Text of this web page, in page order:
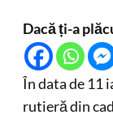
Dacă ți-a
În data de 11
rutieră din